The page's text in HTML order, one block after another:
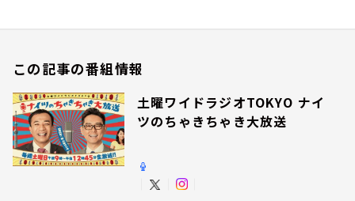
この記事の番組情報
土曜ワイドラジオTOKYO ナイ
ツのちゃきちゃき大放送